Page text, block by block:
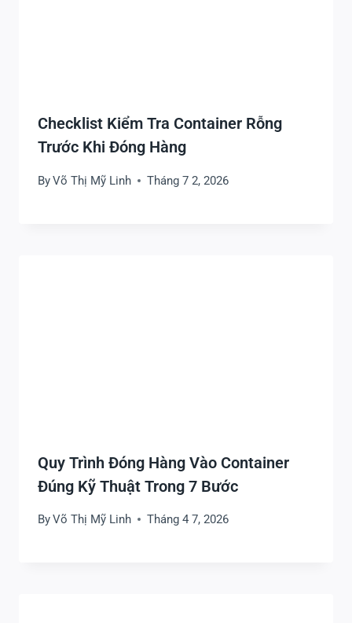
Checklist Kiểm Tra Container Rỗng
Trước Khi Đóng Hàng
ByVõ Thị Mỹ Linh Tháng 7 2, 2026
Quy Trình Đóng Hàng Vào Container
Đúng Kỹ Thuật Trong 7 Bước
ByVõ Thị Mỹ Linh Tháng 4 7, 2026